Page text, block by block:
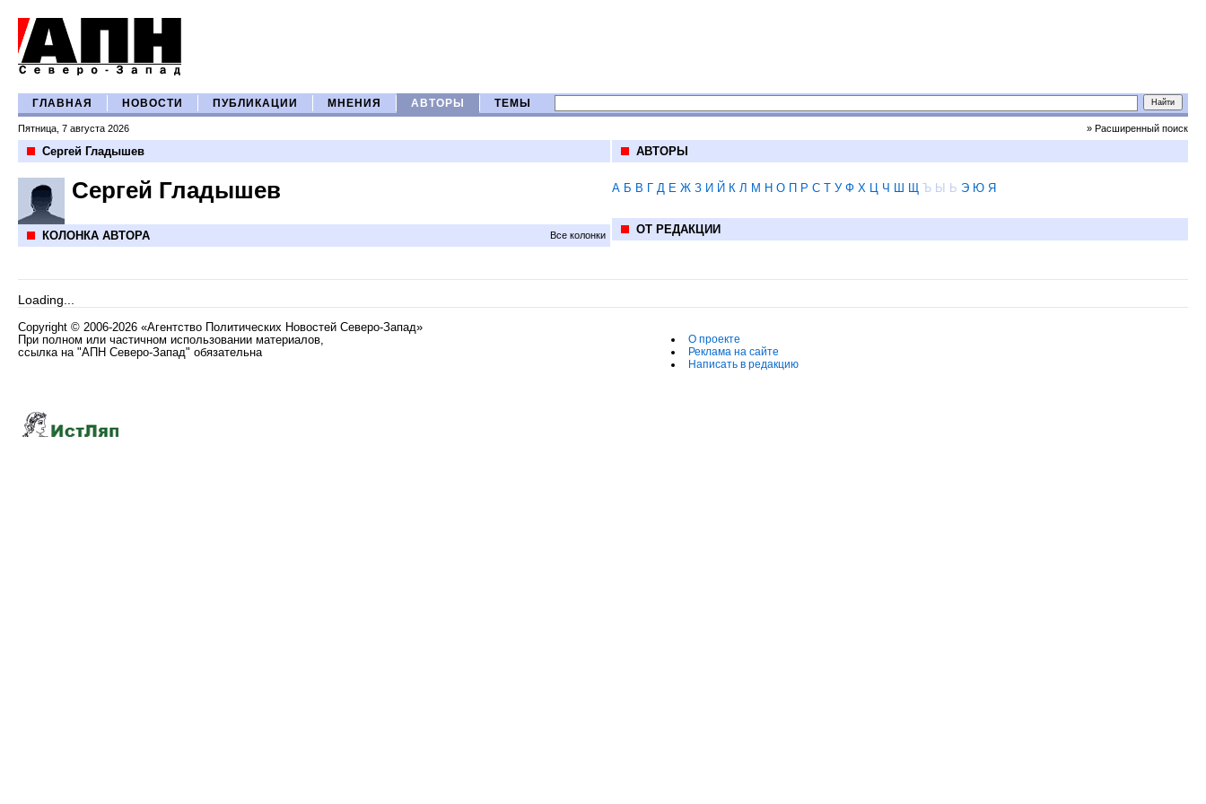
ГЛАВНАЯ НОВОСТИ ПУБЛИКАЦИИ МНЕНИЯ АВТОРЫ ТЕМЫ
Пятница, 7 августа 2026 » Расширенный поиск
Сергей Гладышев
Сергей Гладышев
КОЛОНКА АВТОРА Все колонки
АВТОРЫ
А Б В Г Д Е Ж З И Й К Л М Н О П Р С Т У Ф Х Ц Ч Ш Щ Ъ Ы Ь Э Ю Я
ОТ РЕДАКЦИИ
Loading...
Copyright © 2006-2026 «Агентство Политических Новостей Северо-Запад»
При полном или частичном использовании материалов,
ссылка на "АПН Северо-Запад" обязательна
О проекте
Реклама на сайте
Написать в редакцию